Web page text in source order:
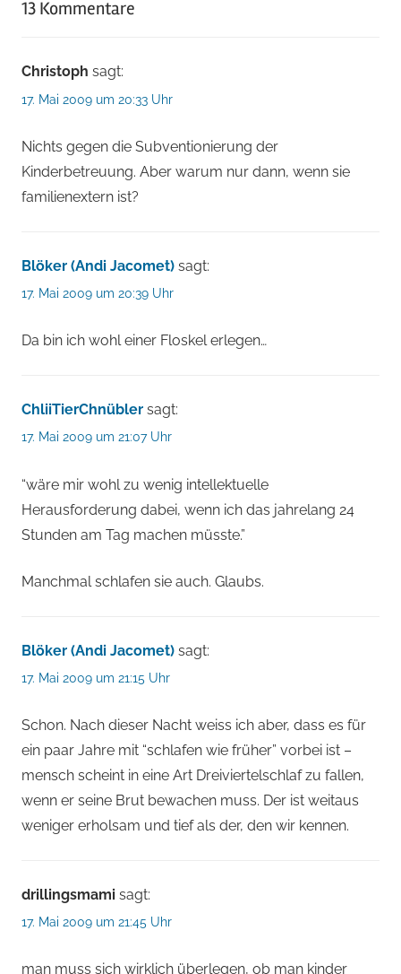
13 Kommentare
Christoph sagt:
17. Mai 2009 um 20:33 Uhr
Nichts gegen die Subventionierung der
Kinderbetreuung. Aber warum nur dann, wenn sie
familienextern ist?
Blöker (Andi Jacomet) sagt:
17. Mai 2009 um 20:39 Uhr
Da bin ich wohl einer Floskel erlegen…
ChliiTierChnübler sagt:
17. Mai 2009 um 21:07 Uhr
“wäre mir wohl zu wenig intellektuelle
Herausforderung dabei, wenn ich das jahrelang 24
Stunden am Tag machen müsste.”
Manchmal schlafen sie auch. Glaubs.
Blöker (Andi Jacomet) sagt:
17. Mai 2009 um 21:15 Uhr
Schon. Nach dieser Nacht weiss ich aber, dass es für
ein paar Jahre mit “schlafen wie früher” vorbei ist –
mensch scheint in eine Art Dreiviertelschlaf zu fallen,
wenn er seine Brut bewachen muss. Der ist weitaus
weniger erholsam und tief als der, den wir kennen.
drillingsmami sagt:
17. Mai 2009 um 21:45 Uhr
man muss sich wirklich überlegen, ob man kinder